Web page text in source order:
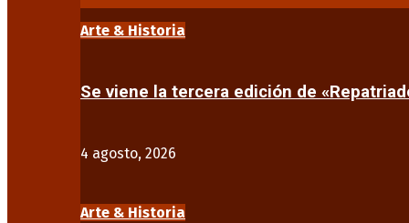
Arte & Historia
Se viene la tercera edición de
4 agosto, 2026
Arte & Historia